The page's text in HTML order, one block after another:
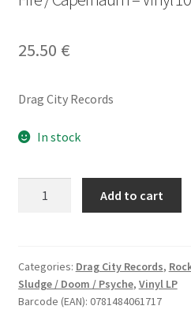
25.50 €
Drag City Records
In stock
AL
CISNEROS
Pillar
Add to cart
Categories: Drag City Records,
Sludge / Doom / Psyche, Vinyl LP
Barcode (EAN): 0781484061717